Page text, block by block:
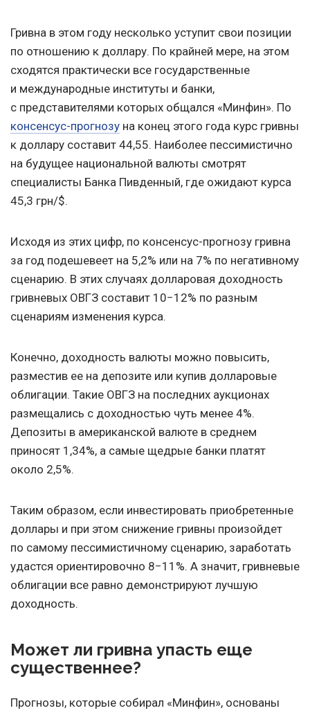
Гривна в этом году несколько уступит свои позиции
по отношению к доллару. По крайней мере, на этом
сходятся практически все государственные
и международные институты и банки,
с представителями которых общался «Минфин». По
консенсус-прогнозу на конец этого года курс гривны
к доллару составит 44,55. Наиболее пессимистично
на будущее национальной валюты смотрят
специалисты Банка Пивденный, где ожидают курса
45,3 грн/$.
Исходя из этих цифр, по консенсус-прогнозу гривна
за год подешевеет на 5,2% или на 7% по негативному
сценарию. В этих случаях долларовая доходность
гривневых ОВГЗ составит 10−12% по разным
сценариям изменения курса.
Конечно, доходность валюты можно повысить,
разместив ее на депозите или купив долларовые
облигации. Такие ОВГЗ на последних аукционах
размещались с доходностью чуть менее 4%.
Депозиты в американской валюте в среднем
приносят 1,34%, а самые щедрые банки платят
около 2,5%.
Таким образом, если инвестировать приобретенные
доллары и при этом снижение гривны произойдет
по самому пессимистичному сценарию, заработать
удастся ориентировочно 8−11%. А значит, гривневые
облигации все равно демонстрируют лучшую
доходность.
Может ли гривна упасть еще
существеннее?
Прогнозы, которые собирал «Минфин», основаны